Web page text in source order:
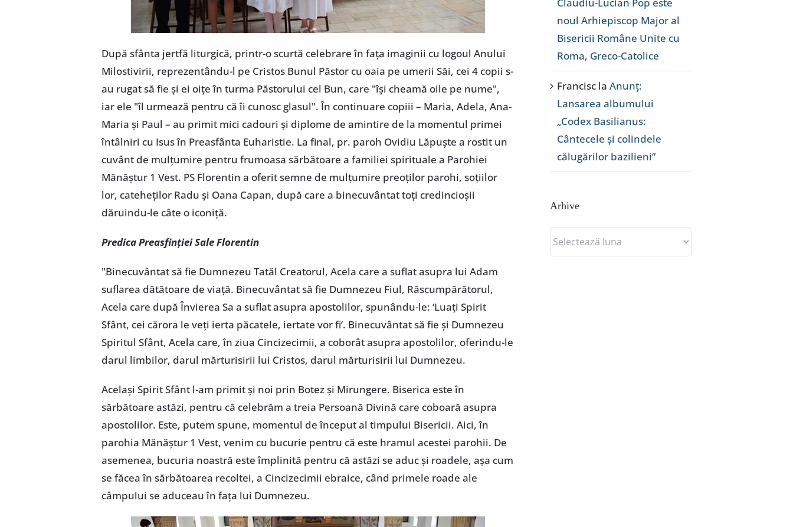
După sfânta jertfă liturgică, printr-o scurtă celebrare în fața imaginii cu logoul Anului
Milostivirii, reprezentându-l pe Cristos Bunul Păstor cu oaia pe umerii Săi, cei 4 copii s-
au rugat să fie și ei oițe în turma Păstorului cel Bun, care "își cheamă oile pe nume",
iar ele "îl urmează pentru că îi cunosc glasul". În continuare copiii – Maria, Adela, Ana-
Maria și Paul – au primit mici cadouri și diplome de amintire de la momentul primei
întâlniri cu Isus în Preasfânta Euharistie. La final, pr. paroh Ovidiu Lăpuște a rostit un
cuvânt de mulțumire pentru frumoasa sărbătoare a familiei spirituale a Parohiei
Mănăștur 1 Vest. PS Florentin a oferit semne de mulțumire preoților parohi, soțiilor
lor, cateheților Radu și Oana Capan, după care a binecuvântat toți credincioșii
dăruindu-le câte o iconiță.
Predica Preasfinției Sale Florentin
"Binecuvântat să fie Dumnezeu Tatăl Creatorul, Acela care a suflat asupra lui Adam
suflarea dătătoare de viață. Binecuvântat să fie Dumnezeu Fiul, Răscumpărătorul,
Acela care după Învierea Sa a suflat asupra apostolilor, spunându-le: ‘Luați Spirit
Sfânt, cei cărora le veți ierta păcatele, iertate vor fi’. Binecuvântat să fie și Dumnezeu
Spiritul Sfânt, Acela care, în ziua Cincizecimii, a coborât asupra apostolilor, oferindu-le
darul limbilor, darul mărturisirii lui Cristos, darul mărturisirii lui Dumnezeu.
Același Spirit Sfânt l-am primit și noi prin Botez și Mirungere. Biserica este în
sărbătoare astăzi, pentru că celebrăm a treia Persoană Divină care coboară asupra
apostolilor. Este, putem spune, momentul de început al timpului Bisericii. Aici, în
parohia Mănăștur 1 Vest, venim cu bucurie pentru că este hramul acestei parohii. De
asemenea, bucuria noastră este împlinită pentru că astăzi se aduc și roadele, așa cum
se făcea în sărbătoarea recoltei, a Cincizecimii ebraice, când primele roade ale
câmpului se aduceau în fața lui Dumnezeu.
Claudiu-Lucian Pop este
noul Arhiepiscop Major al
Bisericii Române Unite cu
Roma, Greco-Catolice
Francisc la Anunț:
Lansarea albumului
„Codex Basilianus:
Cântecele și colindele
călugărilor bazilieni”
Arhive
Arhive